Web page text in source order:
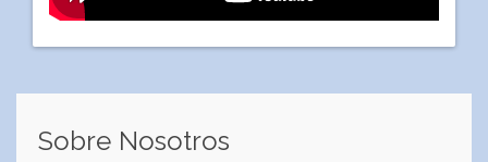
Sobre Nosotros